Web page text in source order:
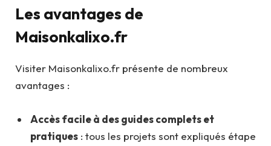
Les avantages de
Maisonkalixo.fr
Visiter Maisonkalixo.fr présente de nombreux
avantages :
Accès facile à des guides complets et
pratiques : tous les projets sont expliqués étape